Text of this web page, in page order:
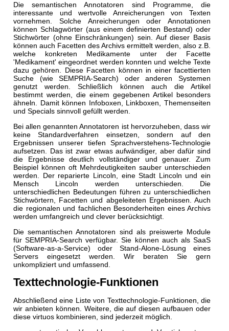
Die semantischen Annotatoren sind Programme, die
interessante und wertvolle Anreicherungen von Texten
vornehmen. Solche Anreicherungen oder Annotationen
können Schlagwörter (aus einem definierten Bestand) oder
Stichwörter (ohne Einschränkungen) sein. Auf dieser Basis
können auch Facetten des Archivs ermittelt werden, also z.B.
welche konkreten Medikamente unter der Facette
'Medikament' eingeordnet werden konnten und welche Texte
dazu gehören. Diese Facetten können in einer facettierten
Suche (wie SEMPRIA-Search) oder anderen Systemen
genutzt werden. Schließlich können auch die Artikel
bestimmt werden, die einem gegebenen Artikel besonders
ähneln. Damit können Infoboxen, Linkboxen, Themenseiten
und Specials sinnvoll gefüllt werden.
Bei allen genannten Annotatoren ist hervorzuheben, dass wir
keine Standardverfahren einsetzen, sondern auf den
Ergebnissen unserer tiefen Sprachverstehens-Technologie
aufsetzen. Das ist zwar etwas aufwändiger, aber dafür sind
die Ergebnisse deutlich vollständiger und genauer. Zum
Beispiel können oft Mehrdeutigkeiten sauber unterschieden
werden. Der reparierte Lincoln, eine Stadt Lincoln und ein
Mensch Lincoln werden unterschieden. Die
unterschiedlichen Bedeutungen führen zu unterschiedlichen
Stichwörtern, Facetten und abgeleiteten Ergebnissen. Auch
die regionalen und fachlichen Besonderheiten eines Archivs
werden umfangreich und clever berücksichtigt.
Die semantischen Annotatoren sind als preiswerte Module
für SEMPRIA-Search verfügbar. Sie können auch als SaaS
(Software-as-a-Service) oder Stand-Alone-Lösung eines
Servers eingesetzt werden. Wir beraten Sie gern
unkompliziert und umfassend.
Texttechnologie-Funktionen
Abschließend eine Liste von Texttechnologie-Funktionen, die
wir anbieten können. Weitere, die auf diesen aufbauen oder
diese virtuos kombinieren, sind jederzeit möglich.